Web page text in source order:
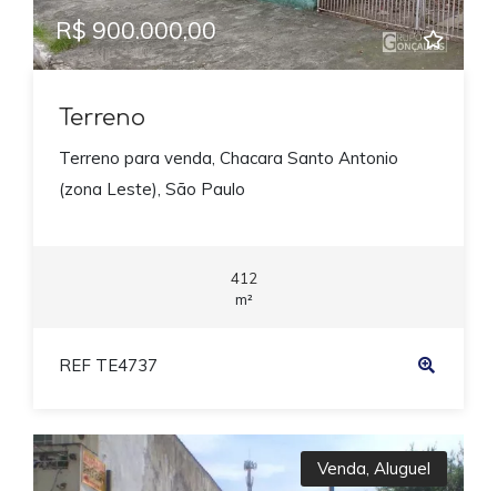
R$ 900.000,00
Terreno
Terreno para venda, Chacara Santo Antonio
(zona Leste), São Paulo
412
m²
REF TE4737
Venda Aluguel